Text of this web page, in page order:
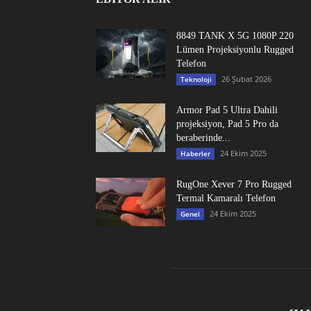
8849 TANK X 5G 1080P 220
Lümen Projeksiyonlu Rugged
Telefon
Teknoloji 26 Şubat 2026
Armor Pad 5 Ultra Dahili
projeksiyon, Pad 5 Pro da
beraberinde...
Haberler 24 Ekim 2025
RugOne Xever 7 Pro Rugged
Termal Kamaralı Telefon
Genel 24 Ekim 2025